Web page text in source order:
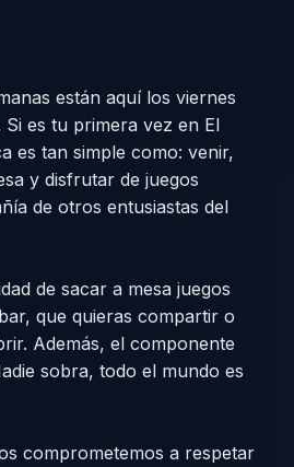
están aquí los viernes
Si es tu primera vez en El
es tan simple como: venir,
y disfrutar de juegos
de otros entusiastas del
de sacar a mesa juegos
que quieras compartir o
Además, el componente
sobra, todo el mundo es
comprometemos a respetar